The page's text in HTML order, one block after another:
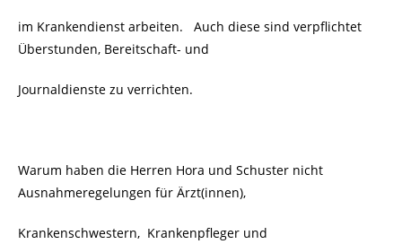
im Krankendienst arbeiten. Auch diese sind verpflichtet
Überstunden, Bereitschaft- und
Journaldienste zu verrichten.
Warum haben die Herren Hora und Schuster nicht
Ausnahmeregelungen für Ärzt(innen),
Krankenschwestern, Krankenpfleger und